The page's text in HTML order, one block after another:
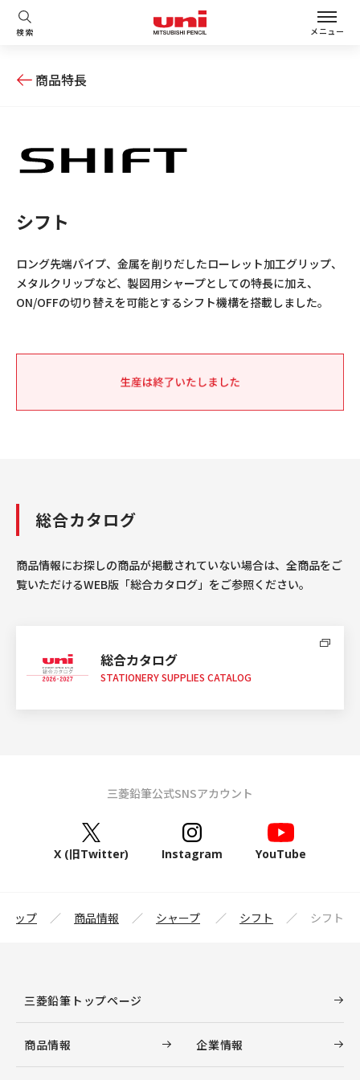
検索 メニュー
商品特長
シフト
ロング先端パイプ、金属を削りだしたローレット加工グリップ、
メタルクリップなど、製図用シャープとしての特長に加え、
ON/OFFの切り替えを可能とするシフト機構を搭載しました。
総合カタログ
商品情報にお探しの商品が掲載されていない場合は、全商品をご
覧いただけるWEB版「総合カタログ」をご参照ください。
総合カタログ
STATIONERY SUPPLIES CATALOG
三菱鉛筆公式SNSアカウント
X (旧Twitter) Instagram YouTube
ップ 商品情報 シャープ シフト シフト
三菱鉛筆トップページ
商品情報 企業情報